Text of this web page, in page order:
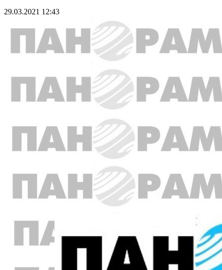
29.03.2021 12:43